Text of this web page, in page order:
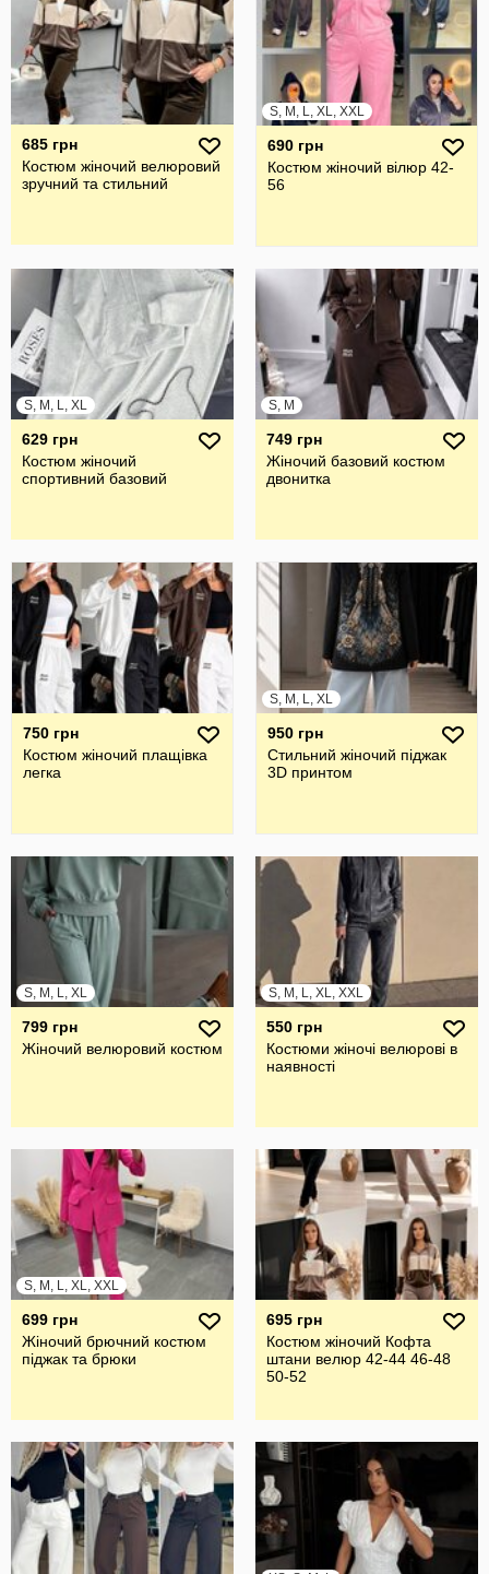
685 грн
Костюм жіночий велюровий
зручний та стильний
S, M, L, XL, XXL
690 грн
Костюм жіночий вілюр 42-
56
S, M, L, XL
629 грн
Костюм жіночий
спортивний базовий
S, M
749 грн
Жіночий базовий костюм
двонитка
750 грн
Костюм жіночий плащівка
легка
S, M, L, XL
950 грн
Стильний жіночий піджак
3D принтом
S, M, L, XL
799 грн
Жіночий велюровий костюм
S, M, L, XL, XXL
550 грн
Костюми жіночі велюрові в
наявності
S, M, L, XL, XXL
699 грн
Жіночий брючний костюм
піджак та брюки
695 грн
Костюм жіночий Кофта
штани велюр 42-44 46-48
50-52